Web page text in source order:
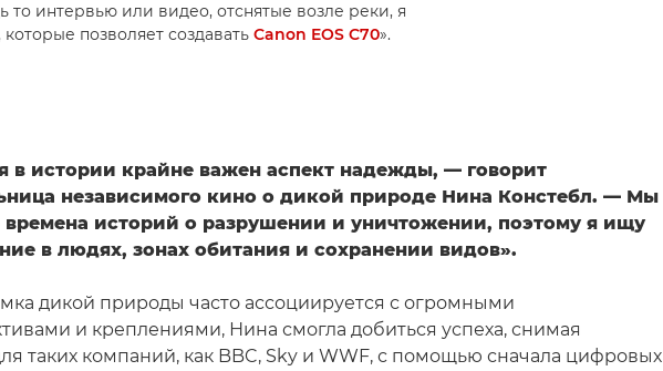
интервью или видео, отснятые возле реки, я
позволяет создавать Canon EOS C70».
в истории крайне важен аспект надежды, — говорит
независимого кино о дикой природе Нина Констебл. — Мы
историй о разрушении и уничтожении, поэтому я ищу
в людях, зонах обитания и сохранении видов».
дикой природы часто ассоциируется с огромными
и креплениями, Нина смогла добиться успеха, снимая
таких компаний, как BBC, Sky и WWF, с помощью сначала цифровых